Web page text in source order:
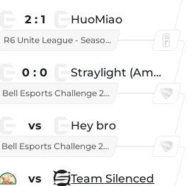
2 : 1 HuoMiao
R6 Unite League - Season 1
0 : 0 Straylight (American team)
Bell Esports Challenge 2026
vs Hey bro
Bell Esports Challenge 2026
vs Team Silenced